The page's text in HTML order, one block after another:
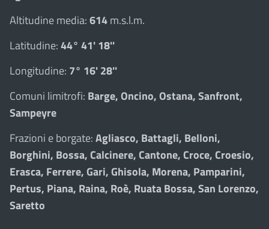
Altitudine media:614m.s.l.m.
Latitudine:44° 41' 18''
Longitudine: 7° 16' 28''
Comuni limitrofi: Barge, Oncino, Ostana, Sanfront,
Sampeyre
Frazioni e borgate:Agliasco, Battagli, Belloni,
Borghini, Bossa, Calcinere, Cantone, Croce, Croesio,
Erasca, Ferrere, Gari, Ghisola, Morena, Pamparini,
Pertus, Piana, Raina, Roè, Ruata Bossa, San Lorenzo,
Saretto